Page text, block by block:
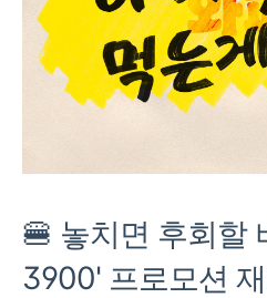
🍔 놓치면 후회할
3900' 프로모션